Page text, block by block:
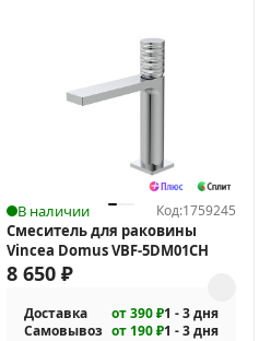
В наличии Код:1759245
Смеситель для раковины
Vincea Domus VBF-5DM01CH
8 650 ₽
Доставка от 390 ₽1 - 3 дня
Самовывоз от 190 ₽1 - 3 дня